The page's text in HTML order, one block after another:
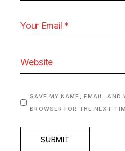
SAVE MY NAME, EMAIL, AND
BROWSER FOR THE NEXT
SUBMIT